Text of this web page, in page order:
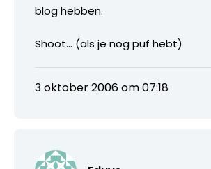
blog hebben.
Shoot… (als je nog puf hebt)
3 oktober 2006 om 07:18